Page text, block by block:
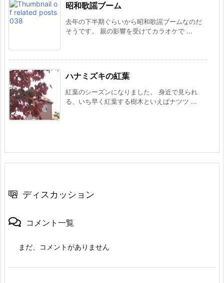
昭和歌謡ブーム
去年の下半期ぐらいから昭和歌謡ブームなのだ
そうです。 親の影響を受けてカラオケで ...
ハナミズキの紅葉
紅葉のシーズンになりました。 身近で見られ
る、いち早く紅葉する樹木といえばナツツ ...
ディスカッション
コメント一覧
まだ、コメントがありません